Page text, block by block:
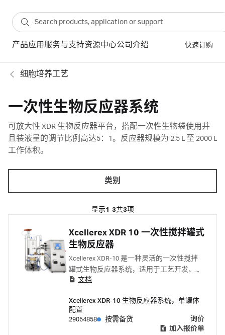
产品应用 服务与支持资源中心公司介绍 快速订购
细胞培养工艺
一次性生物反应器系统
可放大性 XDR 生物反应器平台，搭配一次性生物袋使用并
且装液量的调节比例高达5：1。反应器规模为 2.5 L 至 2000 L
工作体积。
类别
显示1-3共3项
Xcellerex XDR 10 一次性搅拌罐式
生物反应器
Xcellerex XDR-10 是一种灵活的一次性搅拌
罐式生物反应器系统，适用于工艺开发、小
规模生产和工艺问题查找。 XDR 10搅拌罐式
大限度减少所需要的运行数，以节省时间、
工作和成本。系统的设计基于与大型
Xcellerex™ 生物反应器相同的技术平台，可
文档
Xcellerex XDR-10 生物反应器系统，单罐体
配置
29054858
按需备货
询价
加入报价单